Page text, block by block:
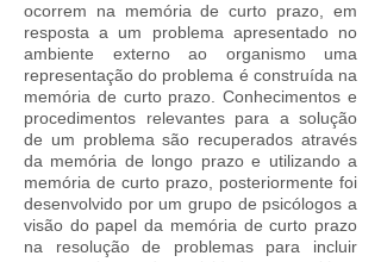
ocorrem na memória de curto prazo, em
resposta a um problema apresentado no
ambiente externo ao organismo uma
representação do problema é construída na
memória de curto prazo. Conhecimentos e
procedimentos relevantes para a solução
de um problema são recuperados através
da memória de longo prazo e utilizando a
memória de curto prazo, posteriormente foi
desenvolvido por um grupo de psicólogos a
visão do papel da memória de curto prazo
na resolução de problemas para incluir